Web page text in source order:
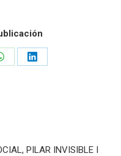
Share
PILAR INVISIBLE I